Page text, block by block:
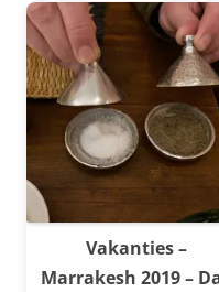
Vakanties –
Marrakesh 2019 –